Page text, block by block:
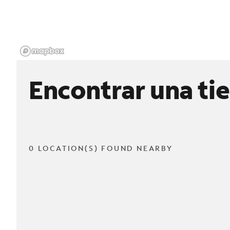
Encontrar una
0 LOCATION(S) FOUND NEARBY